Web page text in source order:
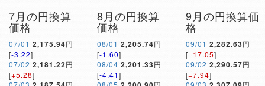
7月の円換算
価格
07/01 2,175.94円
[-3.22]
07/02 2,181.22円
[+5.28]
8月の円換算
価格
08/01 2,205.74円
[-1.60]
08/04 2,201.33円
[-4.41]
9月の円換算価
格
09/01 2,282.63円
[+17.05]
09/02 2,290.57円
[+7.94]